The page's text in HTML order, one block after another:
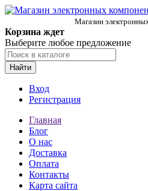
Магазин
Корзина ждет
Выберите любое предложение
Найти
Вход
Регистрация
Главная
Блог
О нас
Доставка
Оплата
Контакты
Карта сайта